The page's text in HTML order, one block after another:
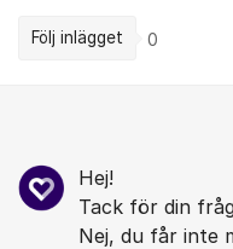
Följ inlägget 0
Hej!
Tack för din
Nej, du får inte